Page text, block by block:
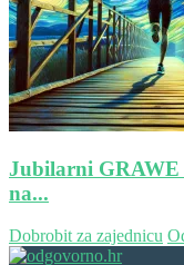
Jubilarni GRAWE
na...
Dobrobit za zajednicu